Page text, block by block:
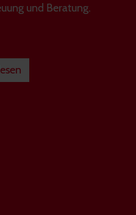
und Beratung.